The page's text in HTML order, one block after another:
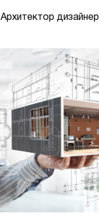
Архитектор дизайнер